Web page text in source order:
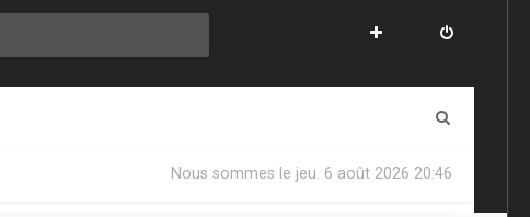
Nous sommes le jeu. 6 août 2026 20:46